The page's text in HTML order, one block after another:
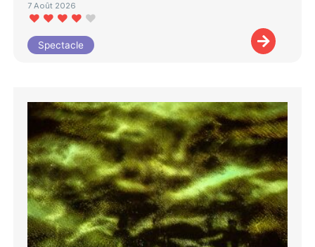
7 Août 2026
Spectacle